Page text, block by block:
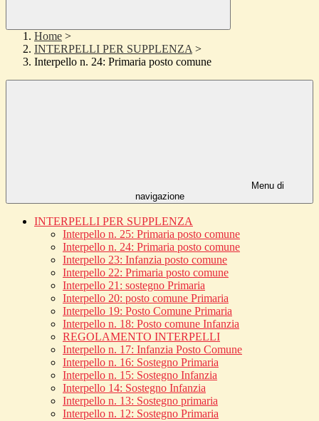
Home >
INTERPELLI PER SUPPLENZA >
Interpello n. 24: Primaria posto comune
Menu di
navigazione
INTERPELLI PER SUPPLENZA
Interpello n. 25: Primaria posto comune
Interpello n. 24: Primaria posto comune
Interpello 23: Infanzia posto comune
Interpello 22: Primaria posto comune
Interpello 21: sostegno Primaria
Interpello 20: posto comune Primaria
Interpello 19: Posto Comune Primaria
Interpello n. 18: Posto comune Infanzia
REGOLAMENTO INTERPELLI
Interpello n. 17: Infanzia Posto Comune
Interpello n. 16: Sostegno Primaria
Interpello n. 15: Sostegno Infanzia
Interpello 14: Sostegno Infanzia
Interpello n. 13: Sostegno primaria
Interpello n. 12: Sostegno Primaria